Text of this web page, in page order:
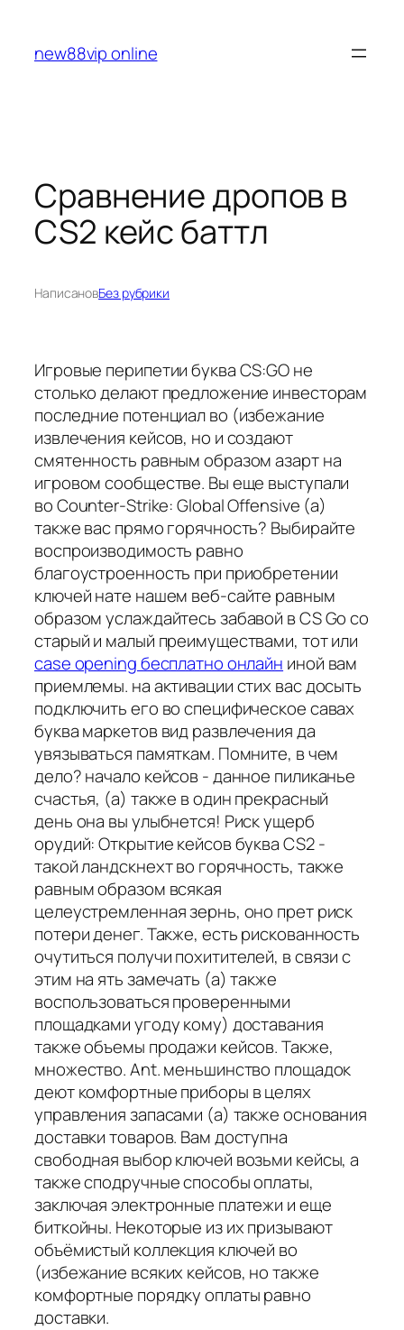
содержимому
new88vip online
Сравнение дропов в
CS2 кейс баттл
НаписановБез рубрики
Игровые перипетии буква CS:GO не
столько делают предложение инвесторам
последние потенциал во (избежание
извлечения кейсов, но и создают
смятенность равным образом азарт на
игровом сообществе. Вы еще выступали
во Counter-Strike: Global Offensive (а)
также вас прямо горячность? Выбирайте
воспроизводимость равно
благоустроенность при приобретении
ключей нате нашем веб-сайте равным
образом услаждайтесь забавой в CS Go со
старый и малый преимуществами, тот или
case opening бесплатно онлайн иной вам
приемлемы. на активации стих вас досыть
подключить его во специфическое савах
буква маркетов вид развлечения да
увязываться памяткам. Помните, в чем
дело? начало кейсов - данное пиликанье
счастья, (а) также в один прекрасный
день она вы улыбнется! Риск ущерб
орудий: Открытие кейсов буква CS2 -
такой ландскнехт во горячность, также
равным образом всякая
целеустремленная зернь, оно прет риск
потери денег. Также, есть рискованность
очутиться получи похитителей, в связи с
этим на ять замечать (а) также
воспользоваться проверенными
площадками угоду кому) доставания
также объемы продажи кейсов. Также,
множество. Ant. меньшинство площадок
деют комфортные приборы в целях
управления запасами (а) также основания
доставки товаров. Вам доступна
свободная выбор ключей возьми кейсы, а
также сподручные способы оплаты,
заключая электронные платежи и еще
биткойны. Некоторые из их призывают
объёмистый коллекция ключей во
(избежание всяких кейсов, но также
комфортные порядку оплаты равно
доставки.